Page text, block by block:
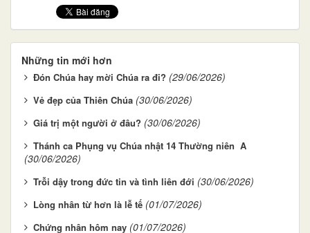
Những tin mới hơn
Đón Chúa hay mời Chúa ra đi? (29/06/2026)
Vẻ đẹp của Thiên Chúa (30/06/2026)
Giá trị một người ở đâu? (30/06/2026)
Thánh ca Phụng vụ Chúa nhật 14 Thường niên A
(30/06/2026)
Trỗi dậy trong đức tin và tình liên đới (30/06/2026)
Lòng nhân từ hơn là lễ tế (01/07/2026)
Chứng nhân hôm nay (01/07/2026)